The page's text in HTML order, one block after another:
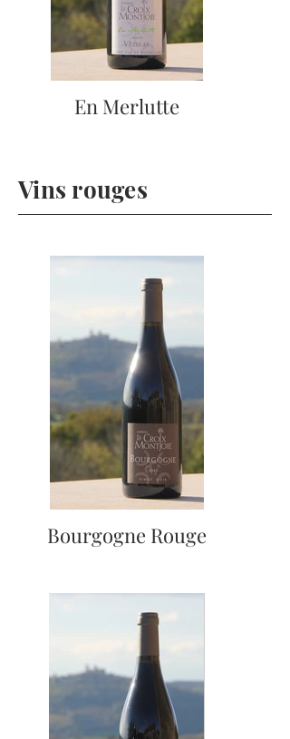
En Merlutte
Vins rouges
Bourgogne Rouge